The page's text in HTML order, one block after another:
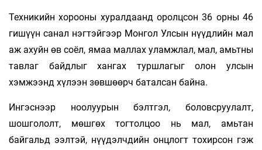
Техникийн хорооны хуралдаанд оролцсон 36 орны 46
гишүүн санал нэгтэйгээр Монгол Улсын нүүдлийн мал
аж ахуйн өв соёл, ямаа маллах уламжлал, мал, амьтны
тавлаг байдлыг хангах туршлагыг олон улсын
хэмжээнд хүлээн зөвшөөрч баталсан байна.
Ингэснээр ноолуурын бэлтгэл, боловсруулалт,
шошгололт, мөшгөх тогтолцоо нь мал, амьтан
байгальд ээлтэй, нүүдэлчдийн онцлогт тохирсон гэж